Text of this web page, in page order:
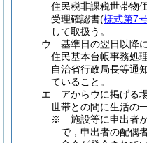
住民税非課税世帯物
受理確認書(様式第7
して取扱う。
ウ 基準日の翌日以降
住民基本台帳事務処
自治省行政局長等通
ていること。
エ アからウに掲げる
世帯との間に生活の
※ 施設等に申出者が
で，申出者の配偶